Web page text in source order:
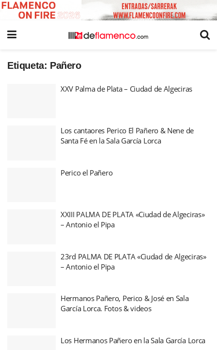
Etiqueta: Pañero
XXV Palma de Plata – Ciudad de Algeciras
Los cantaores Perico El Pañero & Nene de
Santa Fé en la Sala García Lorca
Perico el Pañero
XXIII PALMA DE PLATA «Ciudad de Algeciras»
– Antonio el Pipa
23rd PALMA DE PLATA «Ciudad de Algeciras»
– Antonio el Pipa
Hermanos Pañero, Perico & José en Sala
García Lorca. Fotos & videos
Los Hermanos Pañero en la Sala García Lorca